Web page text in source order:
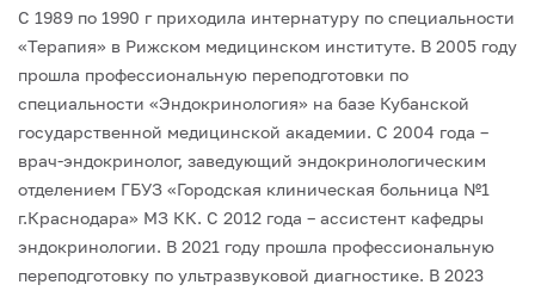
С 1989 по 1990 г приходила интернатуру по специальности
«Терапия» в Рижском медицинском институте. В 2005 году
прошла профессиональную переподготовки по
специальности «Эндокринология» на базе Кубанской
государственной медицинской академии. С 2004 года –
врач-эндокринолог, заведующий эндокринологическим
отделением ГБУЗ «Городская клиническая больница №1
г.Краснодара» МЗ КК. С 2012 года – ассистент кафедры
эндокринологии. В 2021 году прошла профессиональную
переподготовку по ультразвуковой диагностике. В 2023